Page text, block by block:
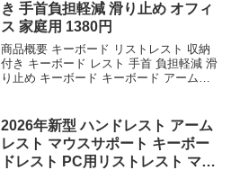
き 手首負担軽減 滑り止め オフィ
ス 家庭用 1380円
商品概要 キーボード リストレスト 収納
付き キーボード レスト 手首 負担軽減 滑
り止め キーボード キーボード アームレ
けします。 商品名 キーボード リ...
2026年新型 ハンドレスト アーム
レスト マウスサポート キーボー
ドレスト PC用リストレスト マウ